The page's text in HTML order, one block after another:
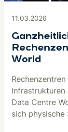
11.03.2026
World
Data Centre
sich